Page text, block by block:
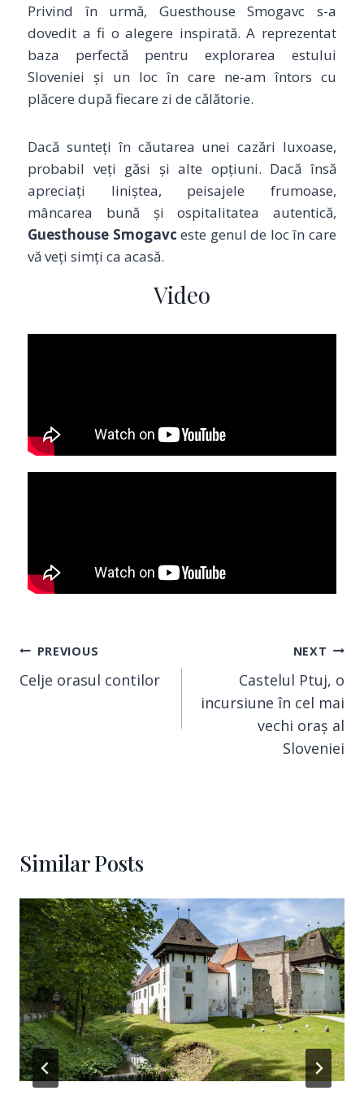
Privind în urmă, Guesthouse Smogavc s-a
dovedit a fi o alegere inspirată. A reprezentat
baza perfectă pentru explorarea estului
Sloveniei și un loc în care ne-am întors cu
plăcere după fiecare zi de călătorie.
Dacă sunteți în căutarea unei cazări luxoase,
probabil veți găsi și alte opțiuni. Dacă însă
apreciați liniștea, peisajele frumoase,
mâncarea bună și ospitalitatea autentică,
Guesthouse Smogavc este genul de loc în care
vă veți simți ca acasă.
Video
PREVIOUS
Celje orasul contilor
NEXT
Castelul Ptuj, o
incursiune în cel mai
vechi oraș al
Sloveniei
Similar Posts